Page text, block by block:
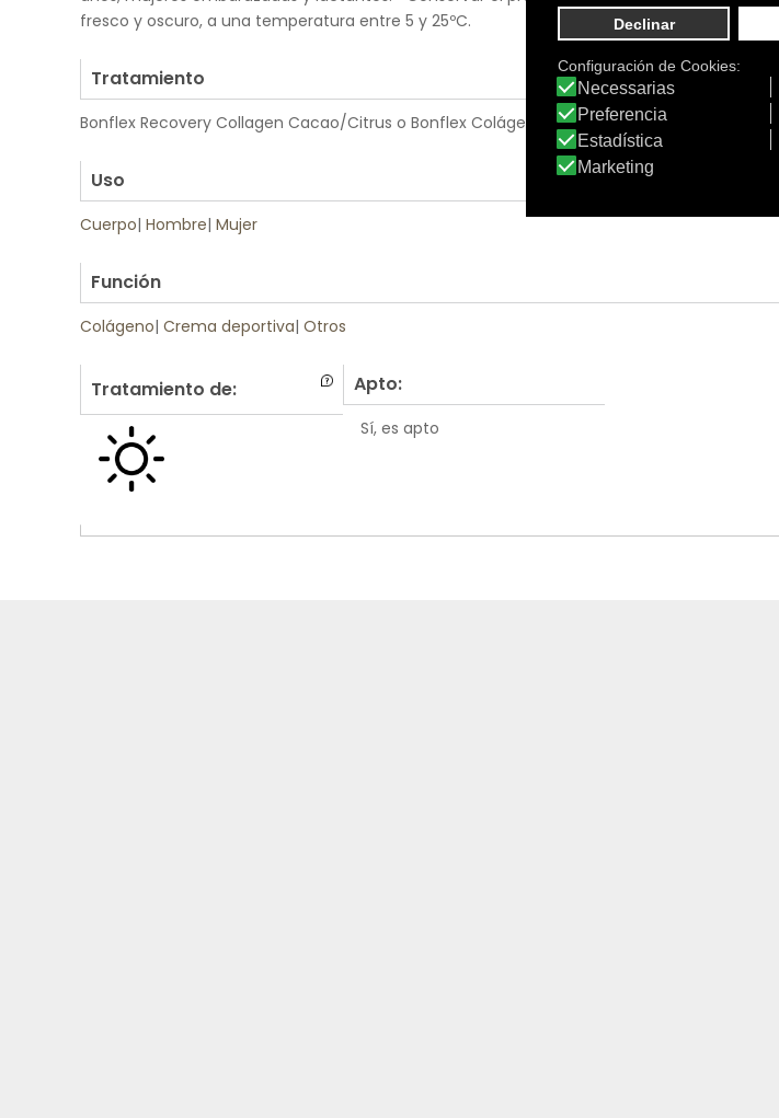
Tamaño:
fresco y oscuro, a una temperatura entre 5 y 25ºC.
Tratamiento
Bonflex Recovery Collagen Cacao/Citrus o Bonflex Colágeno comprimidos
Uso
Cuerpo| Hombre| Mujer
Función
Colágeno| Crema deportiva| Otros
Tratamiento de: Apto:
Sí, es apto